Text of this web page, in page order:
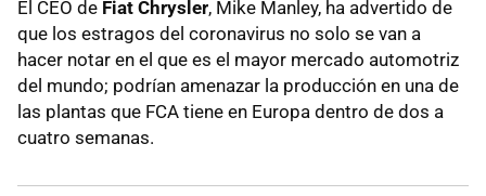
El CEO de Fiat Chrysler, Mike Manley, ha advertido de
que los estragos del coronavirus no solo se van a
hacer notar en el que es el mayor mercado automotriz
del mundo; podrían amenazar la producción en una de
las plantas que FCA tiene en Europa dentro de dos a
cuatro semanas.